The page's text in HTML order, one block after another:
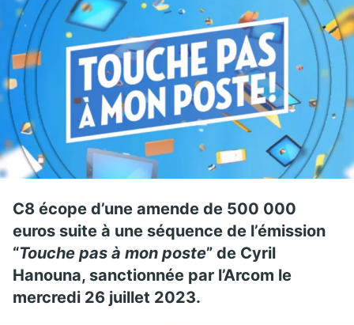
C8 écope d’une amende de 500 000
euros suite à une séquence de l’émission
“Touche pas à mon poste” de Cyril
Hanouna, sanctionnée par l’Arcom le
mercredi 26 juillet 2023.